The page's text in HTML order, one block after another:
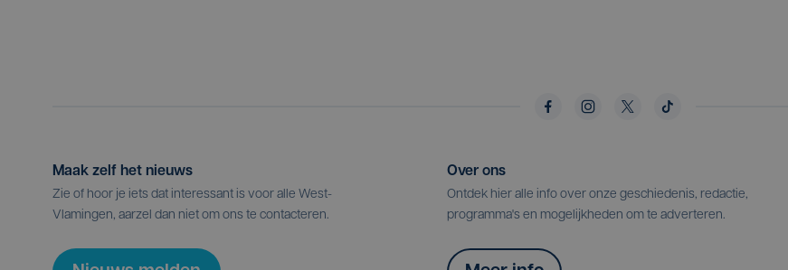
Maak zelf het nieuws
Zie of hoor je iets dat interessant is voor alle West-
Vlamingen, aarzel dan niet om ons te contacteren.
Over ons
Ontdek hier alle info over onze geschiedenis, redactie,
programma's en mogelijkheden om te adverteren.